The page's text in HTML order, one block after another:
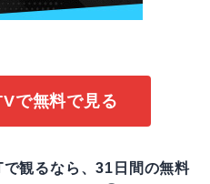
で無料で見る
観るなら、31日間の無料